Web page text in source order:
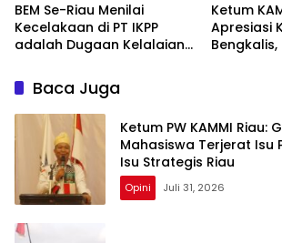
BEM Se-Riau Menilai
Kecelakaan di PT IKPP
adalah Dugaan Kelalaian
Ketum
Apresiasi
Bengkalis,
Baca Juga
Ketum PW KAMMI Riau:
Mahasiswa Terjerat Isu
Isu Strategis Riau
Opini Juli 31, 2026